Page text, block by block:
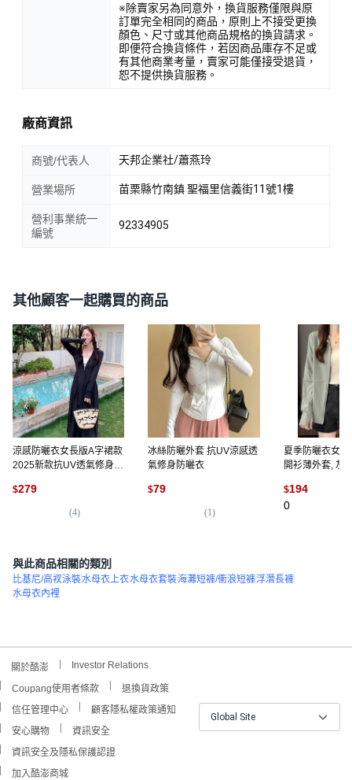
※除賣家另為同意外，換貨服務僅限與原
訂單完全相同的商品，原則上不接受更換
顏色、尺寸或其他商品規格的換貨請求。
即便符合換貨條件，若因商品庫存不足或
有其他商業考量，賣家可能僅接受退貨，
恕不提供換貨服務。
廠商資訊
商號/代表人 天邦企業社/蕭燕玲
營業場所 苗栗縣竹南鎮 聖福里信義街11號1樓
營利事業統一
編號
92334905
其他顧客一起購買的商品
涼感防曬衣女長版A字裙款
2025新款抗UV透氣修身防
$279
(4)
冰絲防曬外套 抗UV涼感透
氣修身防曬衣
$79
(1)
夏季防曬衣女
開衫薄外套, 灰
$194
0
與此商品相關的類別
比基尼/高衩泳裝水母衣上衣水母衣套裝海灘短褲/衝浪短褲浮潛長褲
水母衣內裡
關於酷澎 Investor Relations
Coupang使用者條款
退換貨政策
信任管理中心
顧客隱私權政策通知
安心購物
資訊安全
資訊安全及隱私保護認證
加入酷澎商城
Global Site